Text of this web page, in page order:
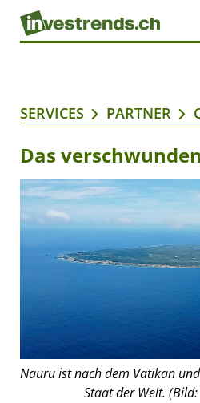
SERVICES PARTNER
Das
Nauru ist nach dem Vatikan
Staat der Welt.